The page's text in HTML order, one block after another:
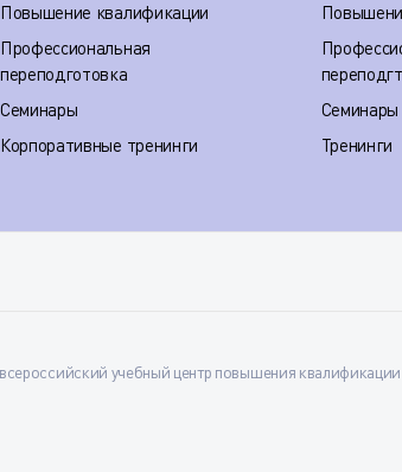
Повышение квалификации
Профессиональная
переподготовка
Семинары
Корпоративные тренинги
Семинары
Тренинги
учебный центр повышения квалификации